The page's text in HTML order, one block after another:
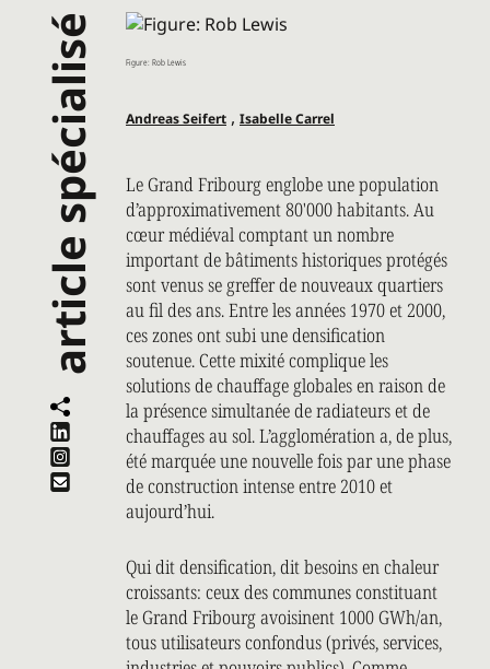
article spécialisé Figure: Rob Lewis
Andreas Seifert , Isabelle Carrel
Le Grand Fribourg englobe une population
d’approximativement 80'000 habitants. Au
cœur médiéval comptant un nombre
important de bâtiments historiques protégés
sont venus se greffer de nouveaux quartiers
au fil des ans. Entre les années 1970 et 2000,
ces zones ont subi une densification
soutenue. Cette mixité complique les
solutions de chauffage globales en raison de
la présence simultanée de radiateurs et de
chauffages au sol. L’agglomération a, de plus,
été marquée une nouvelle fois par une phase
de construction intense entre 2010 et
aujourd’hui.
Qui dit densification, dit besoins en chaleur
croissants: ceux des communes constituant
le Grand Fribourg avoisinent 1000 GWh/an,
tous utilisateurs confondus (privés, services,